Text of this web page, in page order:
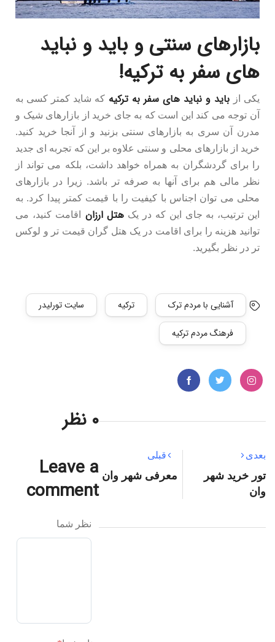
بازارهای سنتی و باید و نباید
های سفر به ترکیه!
یکی از باید و نباید های سفر به ترکیه که شاید کمتر کسی به
آن توجه می کند این است که به جای خرید از بازارهای شیک و
مدرن آن سری به بازارهای سنتی بزنید و از آنجا خرید کنید.
خرید از بازارهای محلی و سنتی علاوه بر این که تجربه ای جدید
را برای گردشگران به همراه خواهد داشت، بلکه می تواند از
نظر مالی هم برای آنها به صرفه تر باشد. زیرا در بازارهای
محلی می توان اجناس با کیفیت را با قیمت کمتر پیدا کرد. به
این ترتیب، به جای این که در یک هتل ارزان
اقامت کنید، می
توانید هزینه را برای اقامت در یک هتل گران قیمت تر و لوکس
تر در نظر بگیرید.
آشنایی با مردم ترک ترکیه سایت تورلیدر
فرهنگ مردم ترکیه
قبلی
معرفی شهر وان
بعدی
تور خرید شهر
وان
۰ نظر
Leave a
comment
نظر شما